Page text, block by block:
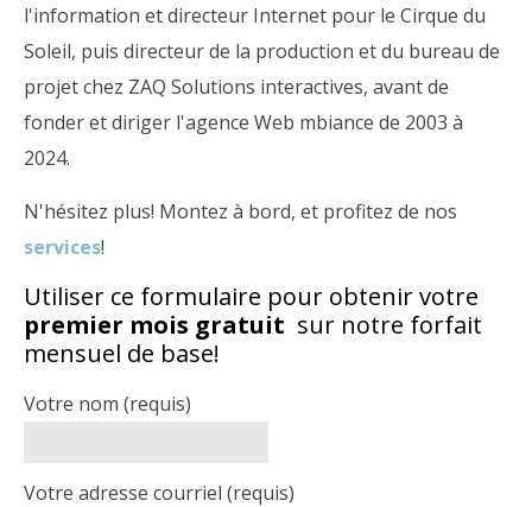
l'information et directeur Internet pour le Cirque du
Soleil, puis directeur de la production et du bureau de
projet chez ZAQ Solutions interactives, avant de
fonder et diriger l'agence Web mbiance de 2003 à
2024.
N'hésitez plus! Montez à bord, et profitez de nos
services!
Utiliser ce formulaire pour obtenir votre
premier mois gratuit sur notre forfait
mensuel de base!
Votre nom (requis)
Votre adresse courriel (requis)